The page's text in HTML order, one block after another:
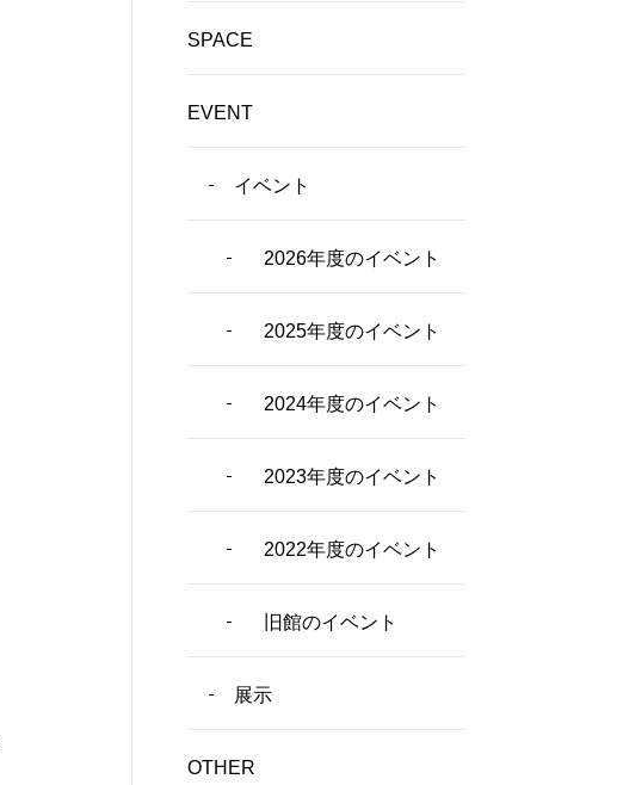
SPACE
EVENT
イベント
2026年度のイベント
2025年度のイベント
2024年度のイベント
2023年度のイベント
2022年度のイベント
旧館のイベント
展示
OTHER